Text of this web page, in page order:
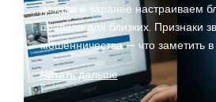
детали и заранее настраиваем
правила для близких. Признаки
мошенничества — что заметить в
Мошенничество
по
Читать дальше